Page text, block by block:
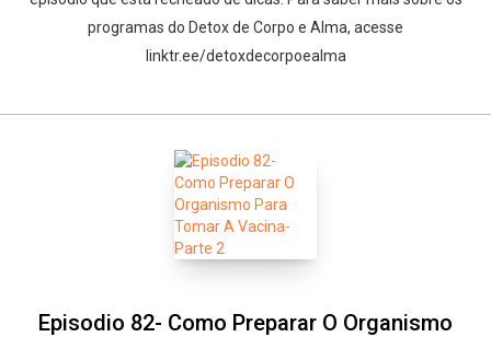
programas do Detox de Corpo e Alma, acesse
linktr.ee/detoxdecorpoealma
Episodio 82- Como Preparar O Organismo